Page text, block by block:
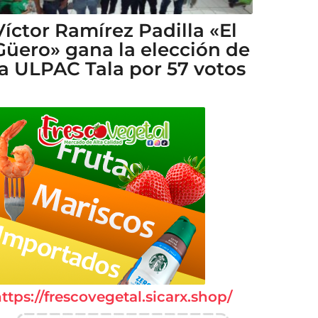
Ramírez Padilla «El
gana la elección de
ULPAC Tala por 57 votos
frescovegetal.sicarx.shop/